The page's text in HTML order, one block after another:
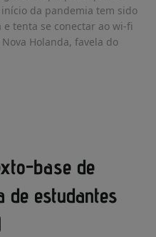
início da pandemia tem sido
e tenta se conectar ao wi-fi
Holanda, favela do
base de
de estudantes